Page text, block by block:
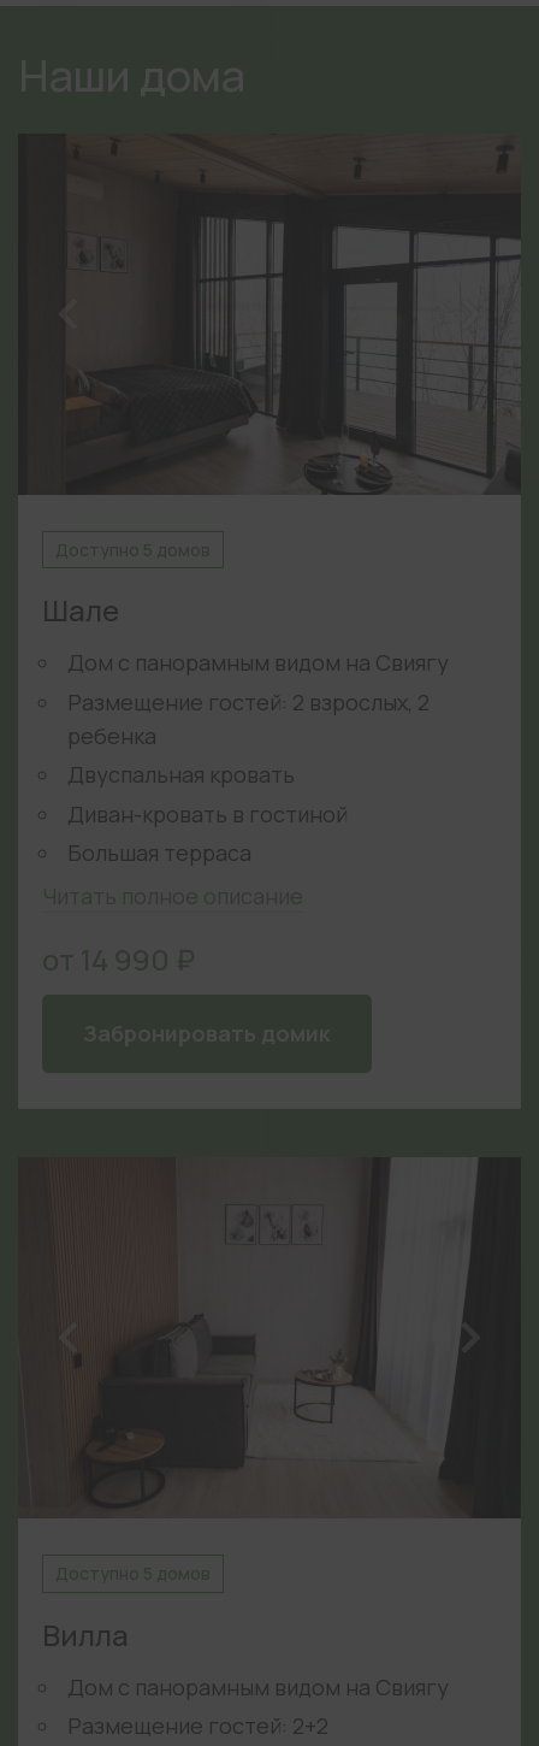
Наши дома
Доступно 5 домов
Шале
Дом с панорамным видом на Свиягу
Размещение гостей: 2 взрослых, 2
ребенка
Двуспальная кровать
Диван-кровать в гостиной
Большая терраса
Читать полное описание
от 14 990 ₽
Забронировать домик
Доступно 5 домов
Вилла
Дом с панорамным видом на Свиягу
Размещение гостей: 2+2